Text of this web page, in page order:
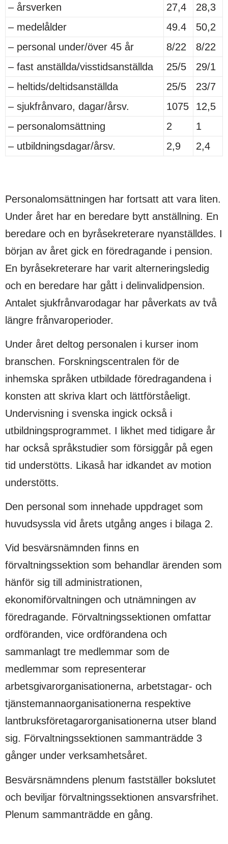
– årsverken
27,4
28,3
– medelålder
49.4
50,2
– personal under/över 45 år
8/22
8/22
– fast anställda/visstidsanställda
25/5
29/1
– heltids/deltidsanställda
25/5
23/7
– sjukfrånvaro, dagar/årsv.
1075
12,5
– personalomsättning
2
1
– utbildningsdagar/årsv.
2,9 2,4
Personalomsättningen har fortsatt att vara liten.
Under året har en beredare bytt anställning. En
beredare och en byråsekreterare nyanställdes. I
början av året gick en föredragande i pension.
En byråsekreterare har varit alterneringsledig
och en beredare har gått i delinvalidpension.
Antalet sjukfrånvarodagar har påverkats av två
längre frånvaroperioder.
Under året deltog personalen i kurser inom
branschen. Forskningscentralen för de
inhemska språken utbildade föredragandena i
konsten att skriva klart och lättförståeligt.
Undervisning i svenska ingick också i
utbildningsprogrammet. I likhet med tidigare år
har också språkstudier som försiggår på egen
tid understötts. Likaså har idkandet av motion
understötts.
Den personal som innehade uppdraget som
huvudsyssla vid årets utgång anges i bilaga 2.
Vid besvärsnämnden finns en
förvaltningssektion som behandlar ärenden som
hänför sig till administrationen,
ekonomiförvaltningen och utnämningen av
föredragande. Förvaltningssektionen omfattar
ordföranden, vice ordförandena och
sammanlagt tre medlemmar som de
medlemmar som representerar
arbetsgivarorganisationerna, arbetstagar- och
tjänstemannaorganisationerna respektive
lantbruksföretagarorganisationerna utser bland
sig. Förvaltningssektionen sammanträdde 3
gånger under verksamhetsåret.
Besvärsnämndens plenum fastställer bokslutet
och beviljar förvaltningssektionen ansvarsfrihet.
Plenum sammanträdde en gång.